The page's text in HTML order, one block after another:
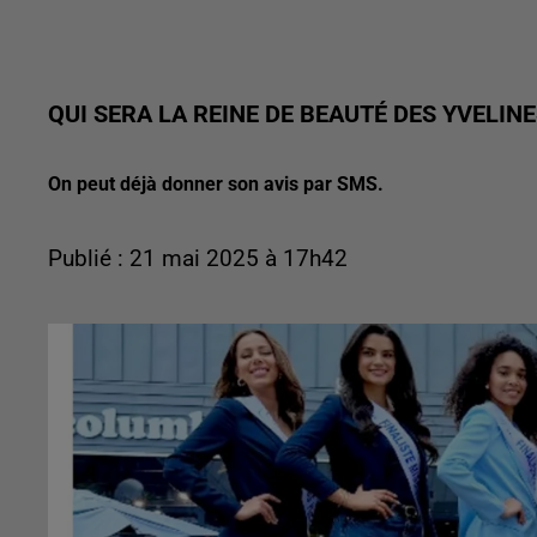
QUI SERA LA REINE DE BEAUTÉ DES
On peut déjà donner son avis par SMS.
Publié : 21 mai 2025 à 17h42